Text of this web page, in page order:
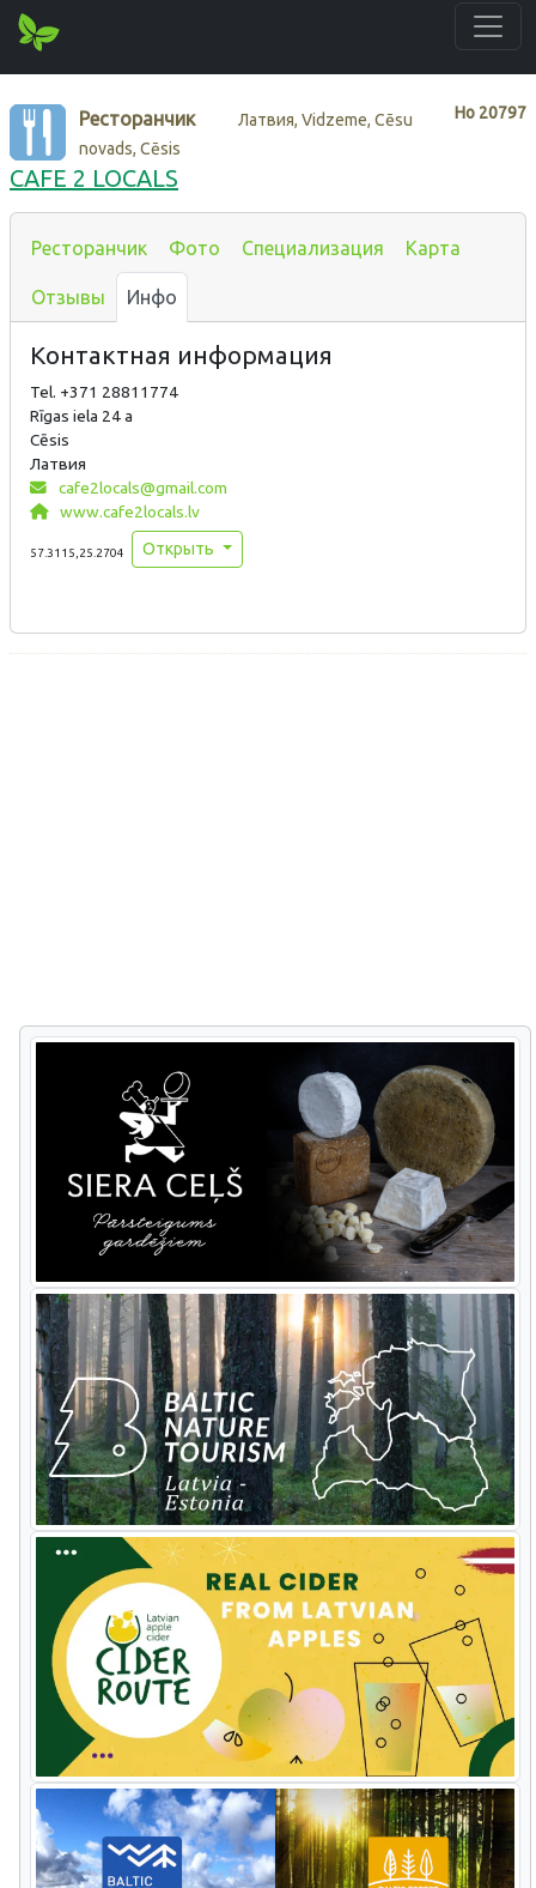
Нo 20797
Ресторанчик
Латвия, Vidzeme, Cēsu
novads, Cēsis
CAFE 2 LOCALS
Ресторанчик Фото Специализация Карта
Отзывы Инфо
Контактная информация
Tel. +371 28811774
Rīgas iela 24 a
Cēsis
Латвия
cafe2locals@gmail.com
www.cafe2locals.lv
57.3115,25.2704 Открыть